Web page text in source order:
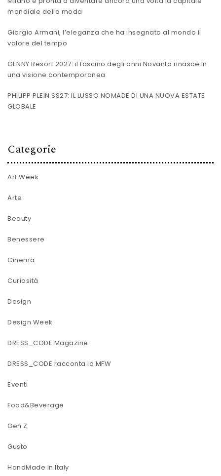
mondiale della moda
Giorgio Armani, l’eleganza che ha insegnato al mondo il
valore del tempo
GENNY Resort 2027: il fascino degli anni Novanta rinasce in
una visione contemporanea
PHILIPP PLEIN SS27: IL LUSSO NOMADE DI UNA NUOVA ESTATE
GLOBALE
Categorie
Art Week
Arte
Beauty
Benessere
Cinema
Curiosità
Design
Design Week
DRESS_CODE Magazine
DRESS_CODE racconta la MFW
Eventi
Food&Beverage
Gen Z
Gusto
HandMade in Italy